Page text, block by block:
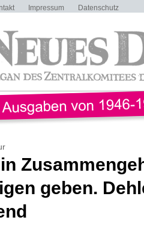
Impressum Datenschutz
geben.